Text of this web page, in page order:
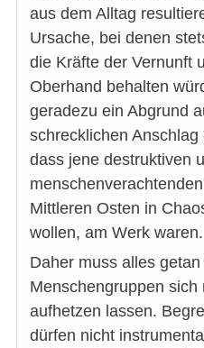
aus dem Alltag
Ursache, bei denen
die Kräfte der Vernunft
Oberhand behalten
geradezu ein Abgrund
schrecklichen
dass jene destruktiven
Mittleren Osten in
wollen, am Werk waren.
Daher muss alles
Menschengruppen
aufhetzen lassen.
dürfen nicht